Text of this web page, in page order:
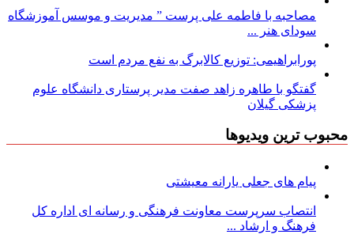
مصاحبه با فاطمه علی پرست ” مدیریت و موسس آموزشگاه
سودای هنر ...
پورابراهیمی: توزیع کالابرگ به نفع مردم است
گفتگو با طاهره زاهد صفت مدیر پرستاری دانشگاه علوم
پزشکی گیلان
محبوب ترین ویدیوها
پیام های جعلی یارانه معیشتی
انتصاب سرپرست معاونت فرهنگی و رسانه ای اداره کل
فرهنگ و ارشاد ...